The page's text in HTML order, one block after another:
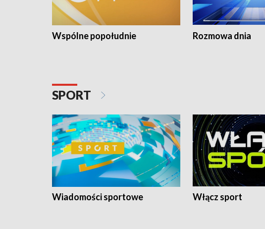
Wspólne popołudnie Rozmowa dnia
SPORT
Wiadomości sportowe Włącz sport